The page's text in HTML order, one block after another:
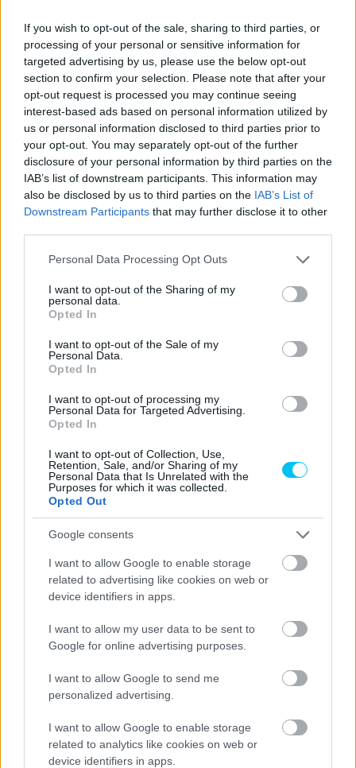
If you wish to opt-out of the sale, sharing to third parties, or
processing of your personal or sensitive information for
targeted advertising by us, please use the below opt-out
section to confirm your selection. Please note that after your
opt-out request is processed you may continue seeing
interest-based ads based on personal information utilized by
us or personal information disclosed to third parties prior to
your opt-out. You may separately opt-out of the further
disclosure of your personal information by third parties on the
IAB’s list of downstream participants. This information may
also be disclosed by us to third parties on the IAB’s List of
Downstream Participants that may further disclose it to other
Please note that this website/app uses one or more Google
not limited to your visit or usage behaviour. You may click to
grant or deny consent to Google and its third-party tags to
use your data for below specified purposes in below Google
consent section.
Personal Data Processing Opt Outs
I want to opt-out of the Sharing of my
personal data.
Opted In
I want to opt-out of the Sale of my
Personal Data.
Opted In
I want to opt-out of processing my
Personal Data for Targeted Advertising.
Opted In
I want to opt-out of Collection, Use,
Retention, Sale, and/or Sharing of my
Personal Data that Is Unrelated with the
Purposes for which it was collected.
Opted Out
Google consents
I want to allow Google to enable storage
related to advertising like cookies on web or
device identifiers in apps.
I want to allow my user data to be sent to
Google for online advertising purposes.
I want to allow Google to send me
personalized advertising.
I want to allow Google to enable storage
related to analytics like cookies on web or
device identifiers in apps.
Sebők Máté - 2025. 06. 30.
MotoGP
Hivatalos: zöld utat adott az Európai Unió,
hamarosan tényleg a Liberty Mediáé lesz a
MotoGP
Marad vagy kiszáll a KTM a MotoGP-ből?
Az új vezér szerint hosszútávon a Liberty
lehet a mérleg nyelve
MotoGP
fúzió?
2025. 04. 10.